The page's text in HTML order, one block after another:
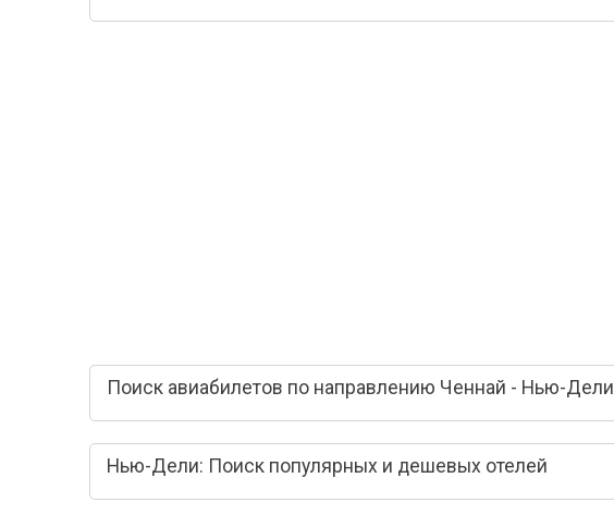
Поиск авиабилетов по направлению Ченнай - Нью-Дели
Нью-Дели: Поиск популярных и дешевых отелей